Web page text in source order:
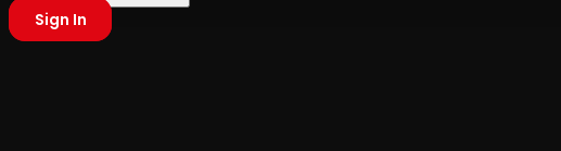
Sign In